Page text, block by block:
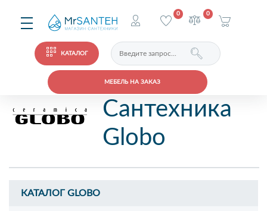
КАТАЛОГ
МЕБЕЛЬ НА ЗАКАЗ
0 0
Сантехника
Globo
КАТАЛОГ GLOBO